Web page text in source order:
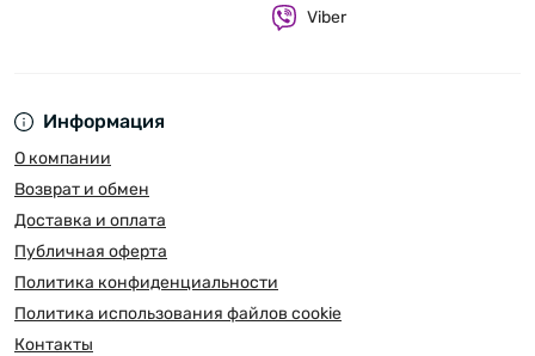
Информация
О компании
Возврат и обмен
Доставка и оплата
Публичная оферта
Политика конфиденциальности
Политика использования файлов cookie
Контакты
Viber